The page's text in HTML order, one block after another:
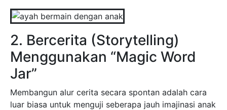
2. Bercerita (Storytelling)
Menggunakan “Magic Word
Jar”
Membangun alur cerita secara spontan adalah cara
luar biasa untuk menguji seberapa jauh imajinasi anak